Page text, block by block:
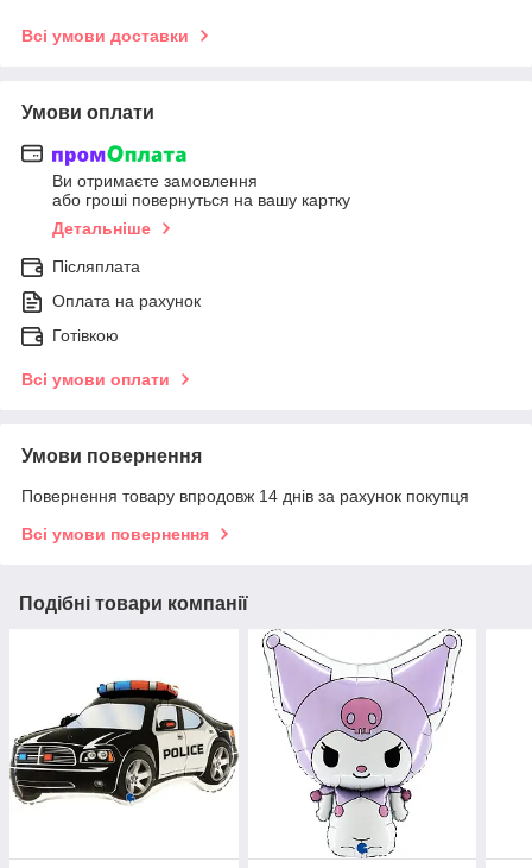
Всі умови доставки
Умови оплати
Ви отримаєте замовлення
або гроші повернуться на вашу картку
Детальніше
Післяплата
Оплата на рахунок
Готівкою
Всі умови оплати
Умови повернення
Повернення товару впродовж 14 днів за рахунок покупця
Всі умови повернення
Подібні товари компанії